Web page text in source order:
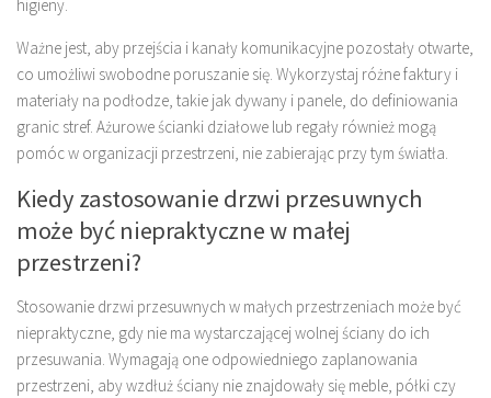
higieny.
Ważne jest, aby przejścia i kanały komunikacyjne pozostały otwarte,
co umożliwi swobodne poruszanie się. Wykorzystaj różne faktury i
materiały na podłodze, takie jak dywany i panele, do definiowania
granic stref. Ażurowe ścianki działowe lub regały również mogą
pomóc w organizacji przestrzeni, nie zabierając przy tym światła.
Kiedy zastosowanie drzwi przesuwnych
może być niepraktyczne w małej
przestrzeni?
Stosowanie drzwi przesuwnych w małych przestrzeniach może być
niepraktyczne, gdy nie ma wystarczającej wolnej ściany do ich
przesuwania. Wymagają one odpowiedniego zaplanowania
przestrzeni, aby wzdłuż ściany nie znajdowały się meble, półki czy